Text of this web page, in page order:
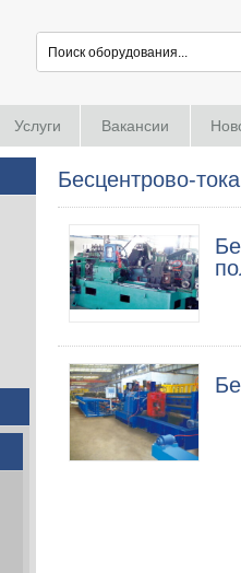
Услуги Вакансии
Бесцентрово-